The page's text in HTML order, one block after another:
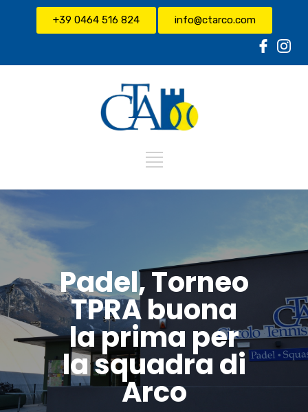
+39 0464 516 824 info@ctarco.com
Padel, Torneo
TPRA buona
la prima per
la squadra di
Arco